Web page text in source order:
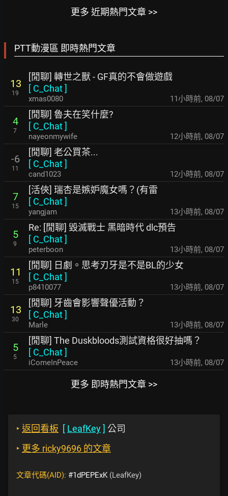
更多 近期熱門文章 >>
PTT動漫區 即時熱門文章
13
19
[閒聊] 轉世之獸 - GF真的不會做遊戲
[ C_Chat]
xmas0080 11小時前, 08/07
4
7
[閒聊] 魯夫在笑什麼?
[ C_Chat]
nayeonmywife 12小時前, 08/07
-6
11
[閒聊] 老公買茶...
[ C_Chat]
cand1023 12小時前, 08/07
7
15
[活俠] 瑞杏是嫉妒魔女嗎？(有雷
[ C_Chat]
yangjam 13小時前, 08/07
5
9
Re: [閒聊] 毀滅戰士 黑暗時代 dlc預告
[ C_Chat]
peterboon 13小時前, 08/07
11
15
[閒聊] 日劇。思考刃牙是不是BL的少女
[ C_Chat]
p8410077 13小時前, 08/07
13
30
[閒聊] 牙齒會影響聲優活動？
[ C_Chat]
Marle 13小時前, 08/07
5
5
[閒聊] The Duskbloods測試資格很好抽嗎？
[ C_Chat]
iComeInPeace 13小時前, 08/07
更多 即時熱門文章 >>
‣ 返回看板 [ LeafKey] 公司
‣ 更多 ricky9696 的文章
文章代碼(AID): #1dPEPExK (LeafKey)